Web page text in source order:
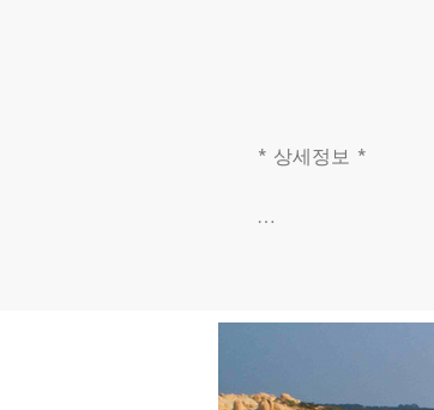
* 상세정보 *
입국 수속